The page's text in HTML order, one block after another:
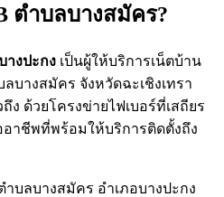
ตำบลบางสมัคร?
างปะกง เป็นผู้ให้บริการเน็ตบ้าน
บางสมัคร จังหวัดฉะเชิงเทรา
ง ด้วยโครงข่ายไฟเบอร์ที่เสถียร
าชีพที่พร้อมให้บริการติดตั้งถึง
บลบางสมัคร อำเภอบางปะกง